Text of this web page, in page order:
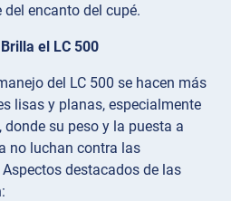
encanto del cupé.
el LC 500
del LC 500 se hacen más
lisas y planas, especialmente
su peso y la puesta a
no luchan contra las
destacados de las